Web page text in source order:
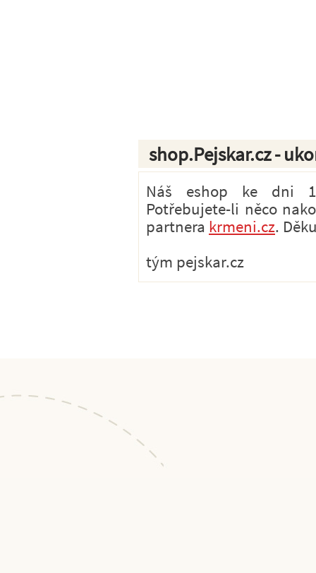
shop.Pejskar.cz -
Náš eshop ke dni
Potřebujete-li něco
partnera krmeni.cz.
tým pejskar.cz